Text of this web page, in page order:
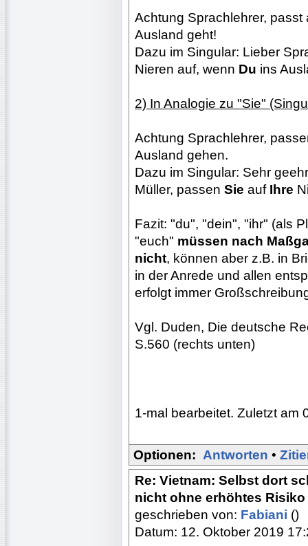
Achtung Sprachlehrer,
Ausland geht!
Dazu im Singular: Lieber
Nieren auf, wenn Du ins
2) In Analogie zu "Sie"
Achtung Sprachlehrer,
Ausland gehen.
Dazu im Singular: Sehr
Müller, passen Sie auf Ihre
Fazit: "du", "dein", "ihr" (als
"euch" müssen nach
nicht, können aber z.B. in
in der Anrede und allen
erfolgt immer
Vgl. Duden, Die deutsche
S.560 (rechts unten)
1-mal bearbeitet. Zuletzt am
Optionen: Antworten •
Re: Vietnam: Selbst dort
nicht ohne erhöhtes
geschrieben von: Fabiani ()
Datum: 12. Oktober 2019